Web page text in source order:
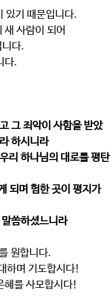
있기 때문입니다.
사람이 되어
다.
다.
그 죄악이 사함을 받았
하시니라
리 하나님의 대로를 평탄
되며 험한 곳이 평지가
씀하셨느니라
원합니다.
하며 기도합시다!
혜를 사모합시다!